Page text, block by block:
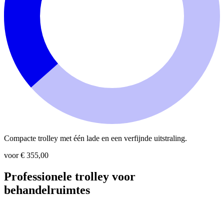
Compacte trolley met één lade en een verfijnde uitstraling.
voor € 355,00
Professionele trolley voor
behandelruimtes